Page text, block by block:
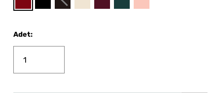
Adet: